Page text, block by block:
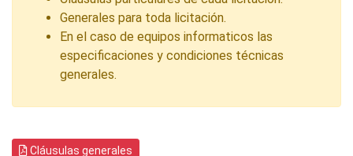
Generales para toda licitación.
En el caso de equipos informaticos las
especificaciones y condiciones técnicas
generales.
Cláusulas generales